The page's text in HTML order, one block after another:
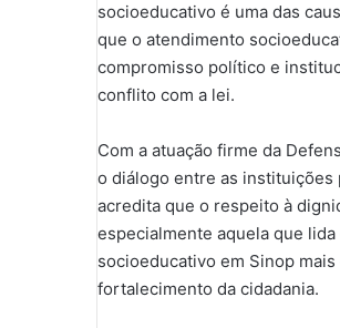
socioeducativo é uma das
que o atendimento
compromisso político e
conflito com a lei.
Com a atuação firme da
o diálogo entre as instituições
acredita que o respeito à
especialmente aquela que
socioeducativo em Sinop
fortalecimento da cidadania.